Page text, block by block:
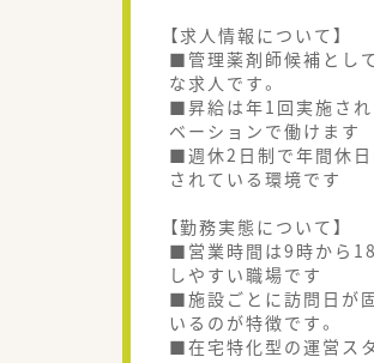
【求人情報について】
■管理薬剤師候補とし
な求人です。
■昇給は年1回実施され
ベーションで働けます
■週休2日制で年間休
されている環境です
【勤務実態について】
■営業時間は9時から
しやすい職場です
■施設ごとに訪問日が
いるのが特徴です。
■在宅特化型の運営ス